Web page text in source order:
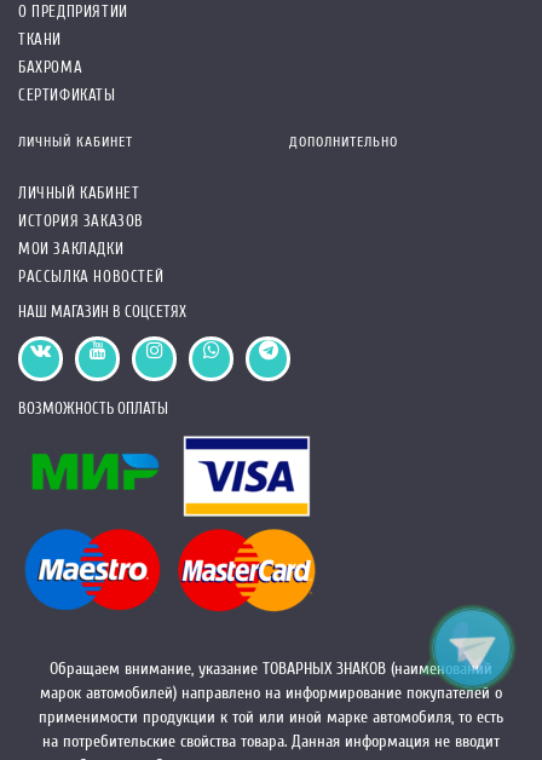
О ПРЕДПРИЯТИИ
ТКАНИ
БАХРОМА
СЕРТИФИКАТЫ
ЛИЧНЫЙ КАБИНЕТ
ЛИЧНЫЙ КАБИНЕТ
ИСТОРИЯ ЗАКАЗОВ
МОИ ЗАКЛАДКИ
РАССЫЛКА НОВОСТЕЙ
ДОПОЛНИТЕЛЬНО
НАШ МАГАЗИН В СОЦСЕТЯХ
ВОЗМОЖНОСТЬ ОПЛАТЫ
Обращаем внимание, указание ТОВАРНЫХ ЗНАКОВ (наименований
марок автомобилей) направлено на информирование покупателей о
применимости продукции к той или иной марке автомобиля, то есть
на потребительские свойства товара. Данная информация не вводит